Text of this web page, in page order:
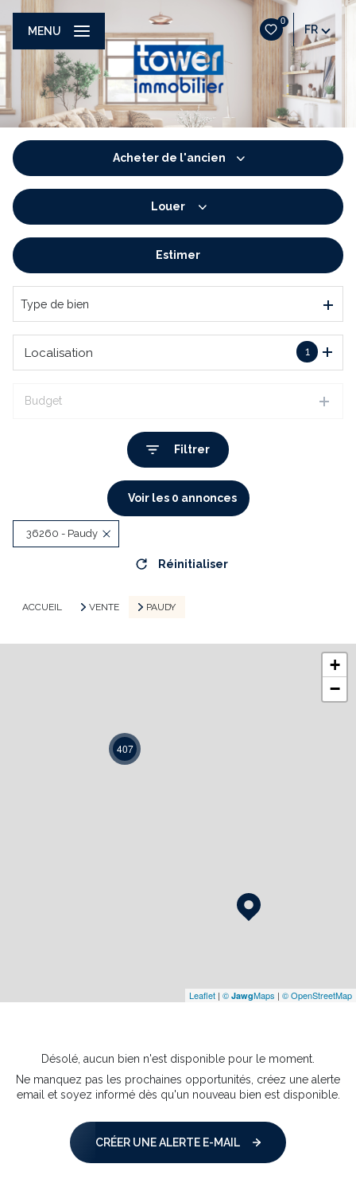
0
FR
MENU
Acheter de l'ancien
De l'immo pro
Louer
De l'immo pro
Estimer
Type de bien
1
Localisation
Budget
Filtrer
Voir les 0 annonces
36260 - Paudy
Réinitialiser
ACCUEIL VENTE PAUDY
407
+
−
Leaflet | © JawgMaps | © OpenStreetMap
Désolé, aucun bien n'est disponible pour le moment.
Ne manquez pas les prochaines opportunités, créez une alerte
email et soyez informé dès qu'un nouveau bien est disponible.
CRÉER UNE ALERTE E-MAIL